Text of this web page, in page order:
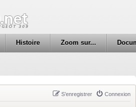
Histoire Zoom sur...
Connexion
S’enregistrer